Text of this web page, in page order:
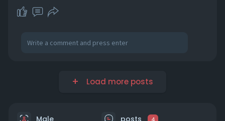
Load more posts
Male posts 4